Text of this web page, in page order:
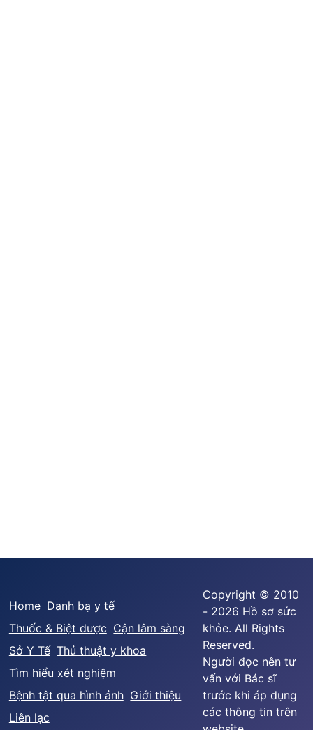
Home Danh bạ y tế
Thuốc & Biệt dược Cận lâm sàng
Sở Y Tế Thủ thuật y khoa
Tìm hiểu xét nghiệm
Bệnh tật qua hình ảnh Giới thiệu
Liên lạc
Copyright © 2010
- 2026 Hồ sơ sức
khỏe. All Rights
Reserved.
Người đọc nên tư
vấn với Bác sĩ
trước khi áp dụng
các thông tin trên